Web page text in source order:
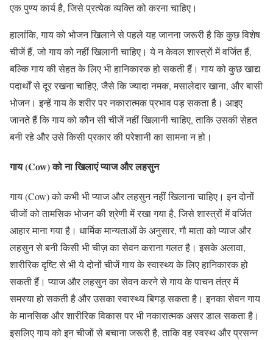
एक पुण्य कार्य है, जिसे प्रत्येक व्यक्ति को करना चाहिए।
हालांकि, गाय को भोजन खिलाने से पहले यह जानना जरूरी है कि कुछ विशेष
चीजें हैं, जो गाय को नहीं खिलानी चाहिए। ये न केवल शास्त्रों में वर्जित हैं,
बल्कि गाय की सेहत के लिए भी हानिकारक हो सकती हैं। गाय को कुछ खाद्य
पदार्थों से दूर रखना चाहिए, जैसे कि ज्यादा नमक, मसालेदार खाना, और बासी
भोजन। इन्हें गाय के शरीर पर नकारात्मक प्रभाव पड़ सकता है। आइए
जानते हैं कि गाय को कौन सी चीजें नहीं खिलानी चाहिए, ताकि उसकी सेहत
बनी रहे और उसे किसी प्रकार की परेशानी का सामना न हो।
गाय (Cow) को ना खिलाएं प्याज और लहसुन
गाय (Cow) को कभी भी प्याज और लहसुन नहीं खिलाना चाहिए। इन दोनों
चीजों को तामसिक भोजन की श्रेणी में रखा गया है, जिसे शास्त्रों में वर्जित
आहार माना गया है। धार्मिक मान्यताओं के अनुसार, गौ माता को प्याज और
लहसुन से बनी किसी भी चीज़ का सेवन कराना गलत है। इसके अलावा,
शारीरिक दृष्टि से भी ये दोनों चीजें गाय के स्वास्थ्य के लिए हानिकारक हो
सकती हैं। प्याज और लहसुन का सेवन करने से गाय के पाचन तंत्र में
समस्या हो सकती है और उसका स्वास्थ्य बिगड़ सकता है। इनका सेवन गाय
के मानसिक और शारीरिक विकास पर भी नकारात्मक असर डाल सकता है।
इसलिए गाय को इन चीजों से बचाना जरूरी है, ताकि वह स्वस्थ और प्रसन्न